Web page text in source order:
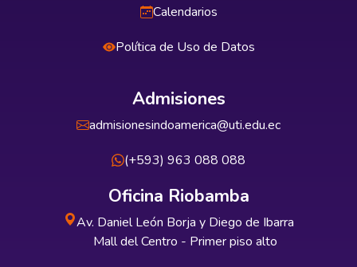
Calendarios
Política de Uso de Datos
Admisiones
admisionesindoamerica@uti.edu.ec
(+593) 963 088 088
Oficina Riobamba
Av. Daniel León Borja y Diego de Ibarra
Mall del Centro - Primer piso alto